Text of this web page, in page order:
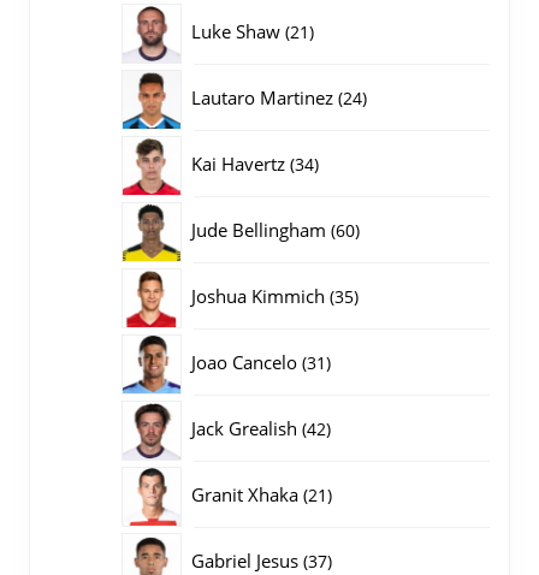
Luke Shaw 2121
Lautaro Martinez 2424
Kai Havertz 3434
Jude Bellingham 6060
Joshua Kimmich 3535
Joao Cancelo 3131
Jack Grealish 4242
Granit Xhaka 2121
Gabriel Jesus 3737